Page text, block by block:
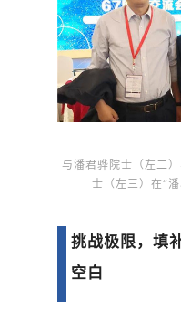
与潘君骅院士（左二
士（左三）在“
挑战极限，填
空白